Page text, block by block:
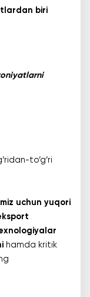
biri
to‘g‘ri
uchun yuqori
hamda kritik